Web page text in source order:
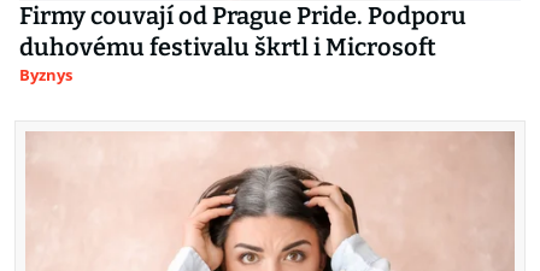
Firmy couvají od Prague Pride. Podporu
duhovému festivalu škrtl i Microsoft
Byznys